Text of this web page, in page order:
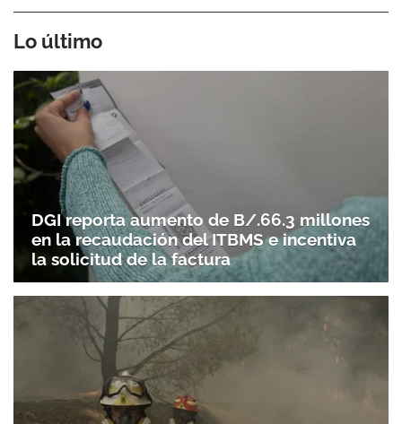
Lo último
DGI reporta aumento de B/.66.3 millones
en la recaudación del ITBMS e incentiva
la solicitud de la factura